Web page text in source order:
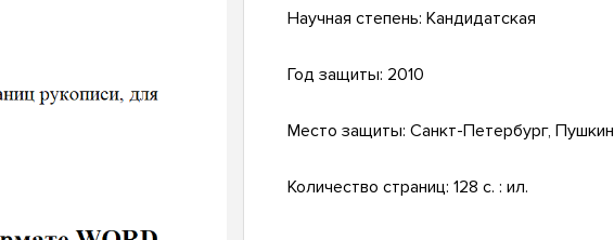
Научная степень: Кандидатская
Год защиты: 2010
Место защиты: Санкт-Петербург, Пушкин
Количество страниц: 128 с. : ил.